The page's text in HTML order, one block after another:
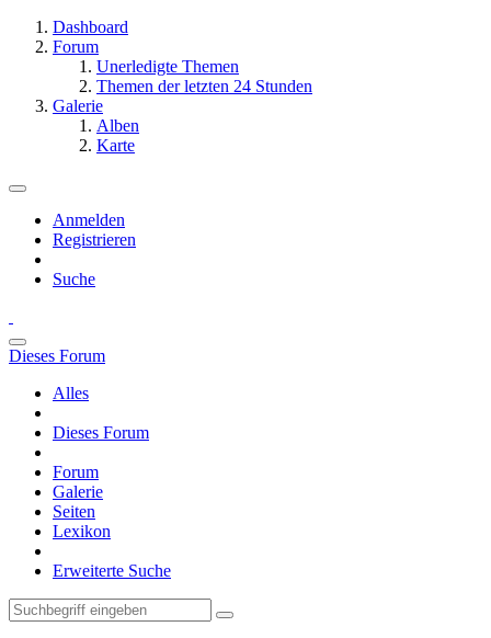
Dashboard
Forum
Unerledigte Themen
Themen der letzten 24 Stunden
Galerie
Alben
Karte
Anmelden
Registrieren
Suche
Dieses Forum
Alles
Dieses Forum
Forum
Galerie
Seiten
Lexikon
Erweiterte Suche